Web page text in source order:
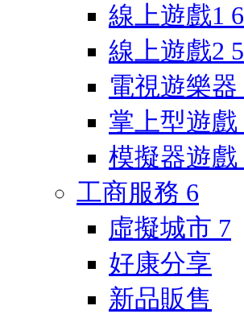
線上遊戲1 6
線上遊戲2 5
電視遊樂器
掌上型遊戲
模擬器遊戲
工商服務 6
虛擬城市 7
好康分享
新品販售